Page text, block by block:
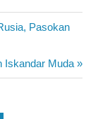
Pasokan
Iskandar Muda